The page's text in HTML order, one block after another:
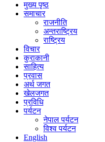
मुख्य पृष्ठ
समाचार
राजनीति
अन्तराष्ट्रिय
राष्ट्रिय
विचार
कुराकानी
साहित्य
प्रवास
अर्थ जगत
खेलजगत
प्रविधि
पर्यटन
नेपाल पर्यटन
विश्व पर्यटन
English